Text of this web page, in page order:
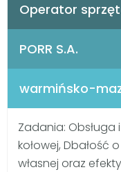
Operator
PORR S.A.
warmińsko-
Zadania:
kołowej, Dbałość
własnej oraz